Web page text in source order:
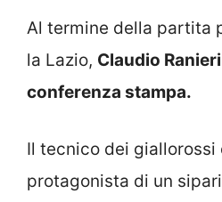
Al termine della partita
la Lazio, Claudio
conferenza stampa.
Il tecnico dei giallorossi
protagonista di un